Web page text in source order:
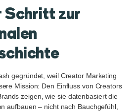
zur
gegründet, weil Creator Marketing
Mission: Den Einfluss von Creators
zeigen, wie sie datenbasiert die
aufbauen – nicht nach Bauchgefühl,